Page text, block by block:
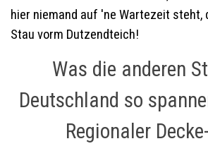
hier niemand auf 'ne Wartezeit steht,
Stau vorm Dutzendteich!
Was die anderen
Deutschland so
Regionaler